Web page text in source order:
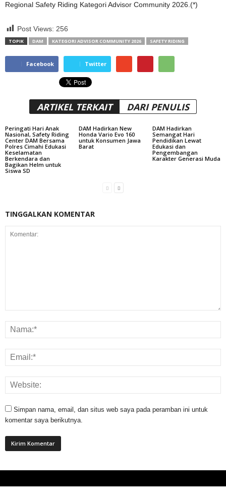
Regional Safety Riding Kategori Advisor Community 2026.(*)
Post Views: 256
TOPIK DAM KATEGORI ADVISOR COMMUNITY 2026 SAFETY RIDING
Facebook Twitter
ARTIKEL TERKAIT DARI PENULIS
Peringati Hari Anak
Nasional, Safety Riding
Center DAM Bersama
Polres Cimahi Edukasi
Keselamatan
Berkendara dan
Bagikan Helm untuk
Siswa SD
DAM Hadirkan New
Honda Vario Evo 160
untuk Konsumen Jawa
Barat
DAM Hadirkan
Semangat Hari
Pendidikan Lewat
Edukasi dan
Pengembangan
Karakter Generasi Muda
TINGGALKAN KOMENTAR
Simpan nama, email, dan situs web saya pada peramban ini untuk
komentar saya berikutnya.